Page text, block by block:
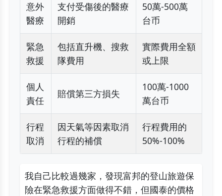
意外
醫療
支付受傷後的醫療
開銷
50萬-500萬
台币
緊急
救援
包括直升機、搜救
隊費用
實際費用全額
或上限
個人
責任
賠償第三方損失
100萬-1000
萬台币
行程
取消
因天氣等因素取消
行程的補償
行程費用的
50%-100%
我自己比較過幾家，發現富邦的登山旅遊保
險在緊急救援方面做得不錯，但國泰的價格